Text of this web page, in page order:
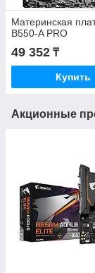
Материнская
B550-A PRO
49 352 ₸
Купить
Акционные